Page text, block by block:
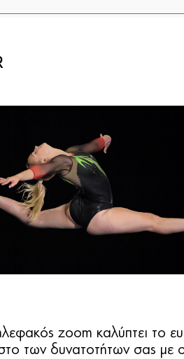
zoom καλύπτει το
των δυνατοτήτων σας με